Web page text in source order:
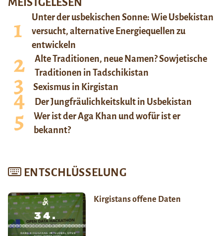
Unter der usbekischen Sonne: Wie Usbekistan
versucht, alternative Energiequellen zu
entwickeln
Alte Traditionen, neue Namen? Sowjetische
Traditionen in Tadschikistan
Sexismus in Kirgistan
Der Jungfräulichkeitskult in Usbekistan
Wer ist der Aga Khan und wofür ist er
bekannt?
ENTSCHLÜSSELUNG
Kirgistans offene Daten